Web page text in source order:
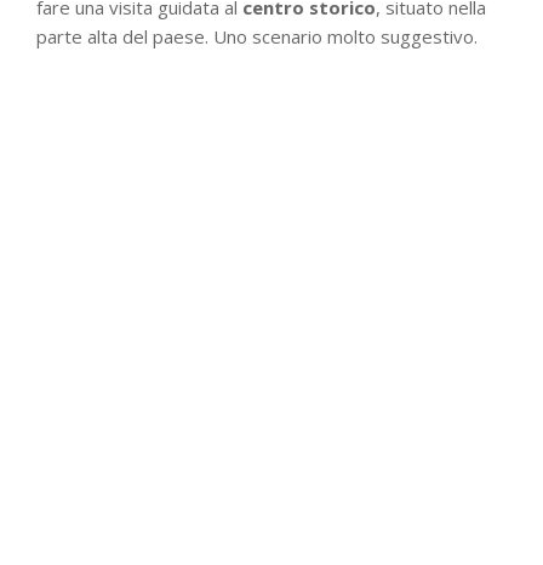
fare una visita guidata al centro storico, situato nella
parte alta del paese. Uno scenario molto suggestivo.